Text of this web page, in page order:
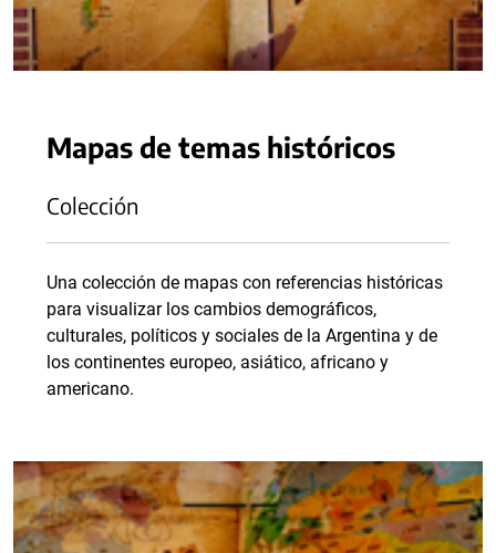
Mapas de temas históricos
Colección
Una colección de mapas con referencias históricas
para visualizar los cambios demográficos,
culturales, políticos y sociales de la Argentina y de
los continentes europeo, asiático, africano y
americano.